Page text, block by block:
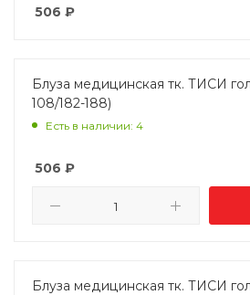
506 ₽
Блуза медицинская тк. ТИСИ
108/182-188)
Есть в наличии: 4
506 ₽
Блуза медицинская тк. ТИСИ